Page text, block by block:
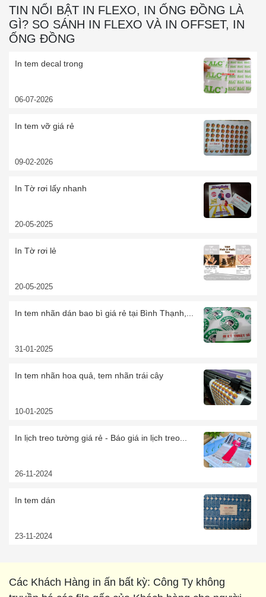
TIN NỔI BẬT IN FLEXO, IN ỐNG ĐỒNG LÀ
GÌ? SO SÁNH IN FLEXO VÀ IN OFFSET, IN
ỐNG ĐỒNG
In tem decal trong
06-07-2026
In tem vỡ giá rẻ
09-02-2026
In Tờ rơi lấy nhanh
20-05-2025
In Tờ rơi lẻ
20-05-2025
In tem nhãn dán bao bì giá rẻ tại Bình Thạnh,...
31-01-2025
In tem nhãn hoa quả, tem nhãn trái cây
10-01-2025
In lịch treo tường giá rẻ - Báo giá in lịch treo...
26-11-2024
In tem dán
23-11-2024
Các Khách Hàng in ấn bất kỳ: Công Ty không